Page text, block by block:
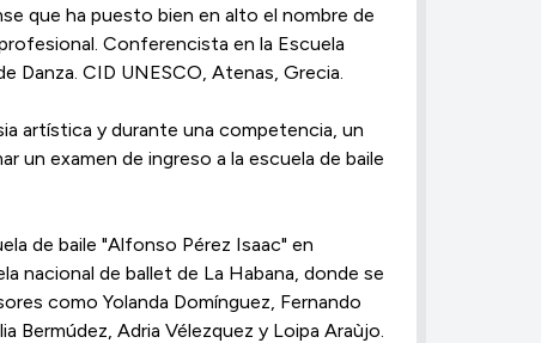
que ha puesto bien en alto el nombre de
Conferencista en la Escuela
Danza. CID UNESCO, Atenas, Grecia.
artística y durante una competencia, un
un examen de ingreso a la escuela de baile
de baile "Alfonso Pérez Isaac" en
nacional de ballet de La Habana, donde se
como Yolanda Domínguez, Fernando
Bermúdez, Adria Vélezquez y Loipa Araùjo.